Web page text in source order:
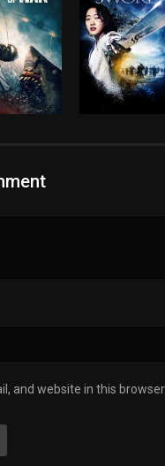
and website in this